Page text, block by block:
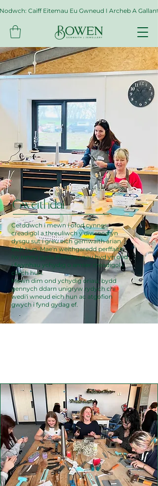
Nodwch: Caiff Eitemau Eu Gwneud I Archeb A
Gweithdai
Cerddwch i mewn i ofod cynnes,
creadigol a threuliwch y diwrnod yn
dysgu sut i greu eich gemwaith arian
eich hun. Mae'n weithgaredd perffaith
i'w rannu gyda ffrindiau neu hyd yn oed
i fwynhau ychydig o amser creadigol i
chi'ch hun.
Mewn dim ond ychydig oriau, bydd
gennych ddarn unigryw rydych chi
wedi'i wneud eich hun ac atgofion
gwych i fynd gydag ef.